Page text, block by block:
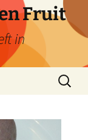
Fruit
in
Zoeken
naar: